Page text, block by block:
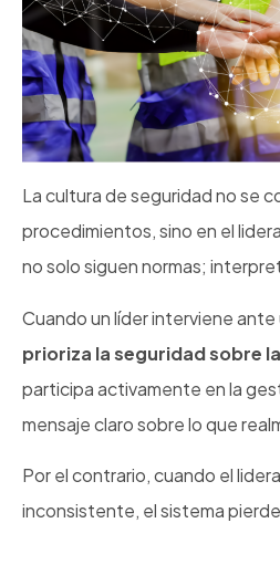
La cultura de seguridad no se
procedimientos, sino en el
no solo siguen normas;
Cuando un líder interviene
prioriza la seguridad sobre
participa activamente en la
mensaje claro sobre lo que
Por el contrario, cuando el
inconsistente, el sistema